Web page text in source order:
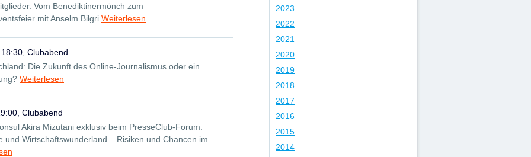
Vom Benediktinermönch zum
mit Anselm Bilgri Weiterlesen
Clubabend
Die Zukunft des Online-Journalismus oder ein
Weiterlesen
Clubabend
Akira Mizutani exklusiv beim PresseClub-Forum:
und Wirtschaftswunderland – Risiken und Chancen im
2023
2022
2021
2020
2019
2018
2017
2016
2015
2014